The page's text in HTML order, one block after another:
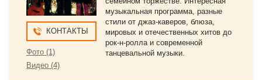
КОНТАКТЫ
Фото (1)
Видео (4)
музыкальная программа, разные
стили от джаз-каверов, блюза,
мировых и отечественных хитов до
рок-н-ролла и современной
танцевальной музыки.